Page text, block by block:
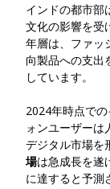
インドの都市部
文化の影響を受
年層は、ファッ
向製品への支出
しています。
2024年時点で
ォンユーザーは
デジタル市場を
場は急成長を遂
に達すると予測